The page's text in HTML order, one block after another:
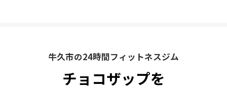
牛久市の24時間フィットネスジム
チョコザップを